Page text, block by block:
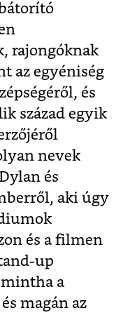
rajongóknak
az egyéniség
és
század egyik
nevek
és
aki úgy
és a filmen
up
mintha a
magán az